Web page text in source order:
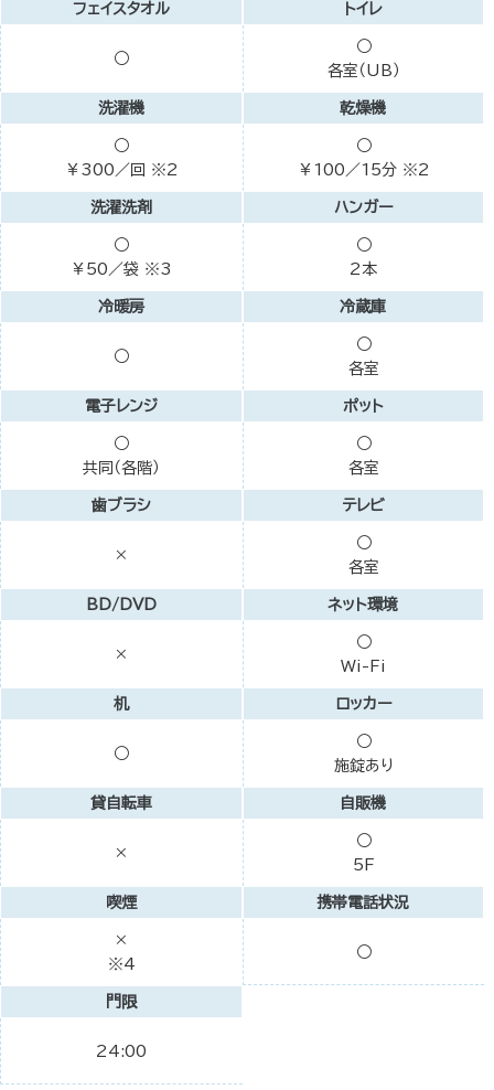
フェイスタオル
○
トイレ
○
各室（UB）
洗濯機
○
￥300／回 ※2
乾燥機
○
￥100／15分 ※2
洗濯洗剤
○
￥50／袋 ※3
ハンガー
○
2本
冷暖房
○
冷蔵庫
○
各室
電子レンジ
○
共同（各階）
ポット
○
各室
歯ブラシ
×
テレビ
○
各室
BD/DVD
×
ネット環境
○
Wi-Fi
机
○
ロッカー
○
施錠あり
貸自転車
×
自販機
○
5F
喫煙
×
※4
携帯電話状況
○
門限
24:00